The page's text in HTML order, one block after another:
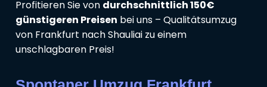
Profitieren Sie von durchschnittlich 150€
günstigeren Preisen bei uns – Qualitätsumzug
von Frankfurt nach Shauliai zu einem
unschlagbaren Preis!